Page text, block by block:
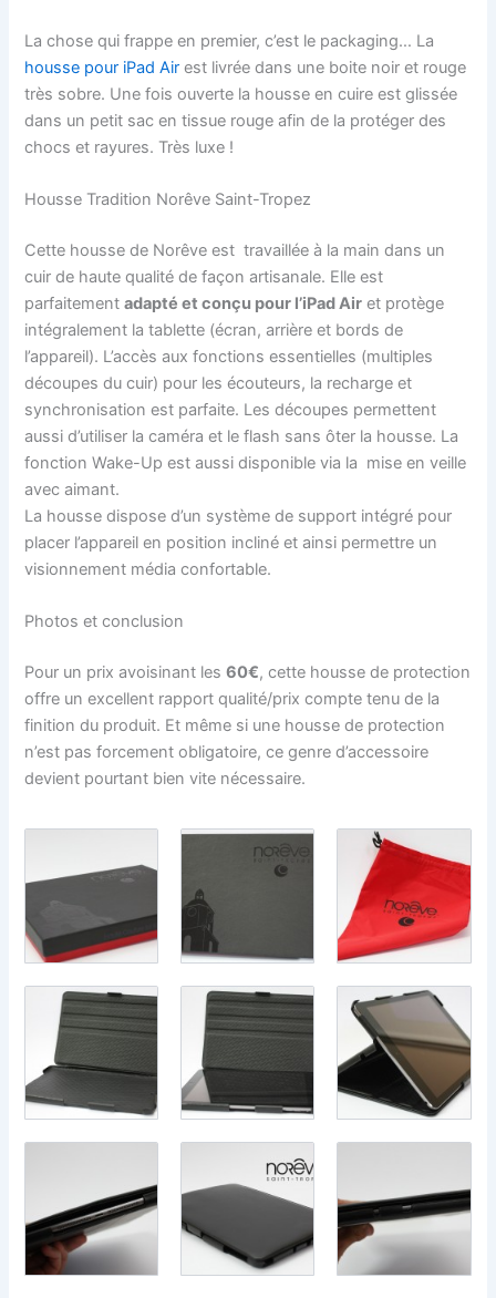
La chose qui frappe en premier, c’est le packaging… La
housse pour iPad Air est livrée dans une boite noir et rouge
très sobre. Une fois ouverte la housse en cuire est glissée
dans un petit sac en tissue rouge afin de la protéger des
chocs et rayures. Très luxe !
Housse Tradition Norêve Saint-Tropez
Cette housse de Norêve est travaillée à la main dans un
cuir de haute qualité de façon artisanale. Elle est
parfaitementadapté et conçu pour l’iPad Air et protège
intégralement la tablette (écran, arrière et bords de
l’appareil). L’accès aux fonctions essentielles (multiples
découpes du cuir) pour les écouteurs, la recharge et
synchronisation est parfaite. Les découpes permettent
aussi d’utiliser la caméra et le flash sans ôter la housse. La
fonction Wake-Up est aussi disponible via la mise en veille
avec aimant.
La housse dispose d’un système de support intégré pour
placer l’appareil en position incliné et ainsi permettre un
visionnement média confortable.
Photos et conclusion
Pour un prix avoisinant les60€, cette housse de protection
offre un excellent rapport qualité/prix compte tenu de la
finition du produit. Et même si une housse de protection
n’est pas forcement obligatoire, ce genre d’accessoire
devient pourtant bien vite nécessaire.